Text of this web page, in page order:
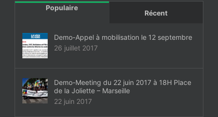
Populaire
Récent
Demo-Appel à mobilisation le 12 septembre
26 juillet 2017
Demo-Meeting du 22 juin 2017 à 18H Place
de la Joliette – Marseille
22 juin 2017